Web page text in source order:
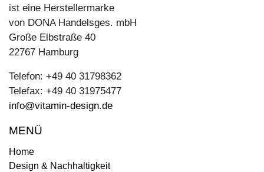
ist eine Herstellermarke
von DONA Handelsges. mbH
Große Elbstraße 40
22767 Hamburg
Telefon: +49 40 31798362
Telefax: +49 40 31975477
info@vitamin-design.de
MENÜ
Home
Design & Nachhaltigkeit